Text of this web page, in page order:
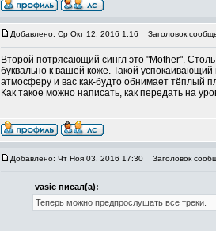
Добавлено: Ср Окт 12, 2016 1:16 Заголовок
Второй потрясающий сингл это "Mother".
буквально к вашей коже. Такой
атмосферу и вас как-будто обнимает тёплый
Как такое можно написать, как передать на
Добавлено: Чт Ноя 03, 2016 17:30 Заголовок
vasic писал(а):
Теперь можно предпрослушать все треки.